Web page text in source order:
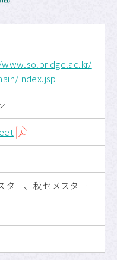
index.jsp
ター、秋セメスター